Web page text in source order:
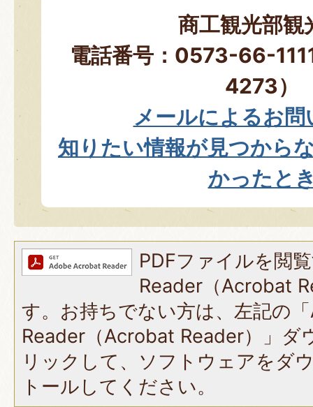
商工観光部観
電話番号：0573-66-
4273）
メールによるお問
知りたい情報が見つから
かったと
PDFファイルを閲
Reader（Acrobat
す。お持ちでない方は、左記の
Reader（Acrobat Reader）」ダ
リックして、ソフトウェアをダ
トールしてください。